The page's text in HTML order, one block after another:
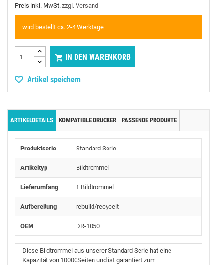
Preis inkl. MwSt. zzgl. Versand
wird bestellt ca. 2-4 Werktage
 IN DEN WARENKORB
Artikel speichern
ARTIKELDETAILS KOMPATIBLE DRUCKER PASSENDE PRODUKTE
Produktserie Standard Serie
Artikeltyp Bildtrommel
Lieferumfang 1 Bildtrommel
Aufbereitung rebuild/recycelt
OEM DR-1050
Diese Bildtrommel aus unserer Standard Serie hat eine
Kapazität von 10000Seiten und ist garantiert zum